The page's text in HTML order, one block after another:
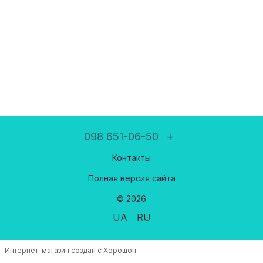
098 651-06-50 +
Контакты
Полная версия сайта
© 2026
UA RU
Интернет-магазин создан с Хорошоп